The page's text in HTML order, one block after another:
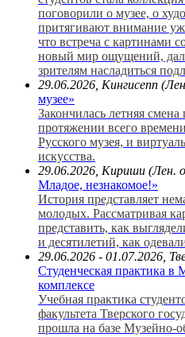
поговорили о музее, о
притягивают внимание
что встреча с картинами
новый мир ощущений,
зрителям насладиться
29.06.2026, Кингисепп
музее»
Закончилась летняя
протяжении всего
Русского музея, и
искусства.
29.06.2026, Кириши (Лен.
Младое, незнакомое!»
История представляет
молодых. Рассматривая
представить, как
и десятилетий, как
29.06.2026 - 01.07.2026,
Студенческая практика в
комплексе
Учебная практика
факультета Тверского
прошла на базе Музейно-